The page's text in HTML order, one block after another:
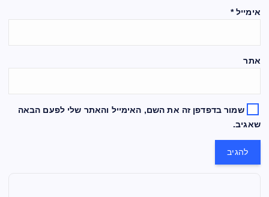
אימייל*
אתר
שמור בדפדפן זה את השם, האימייל והאתר שלי לפעם הבאה
שאגיב.